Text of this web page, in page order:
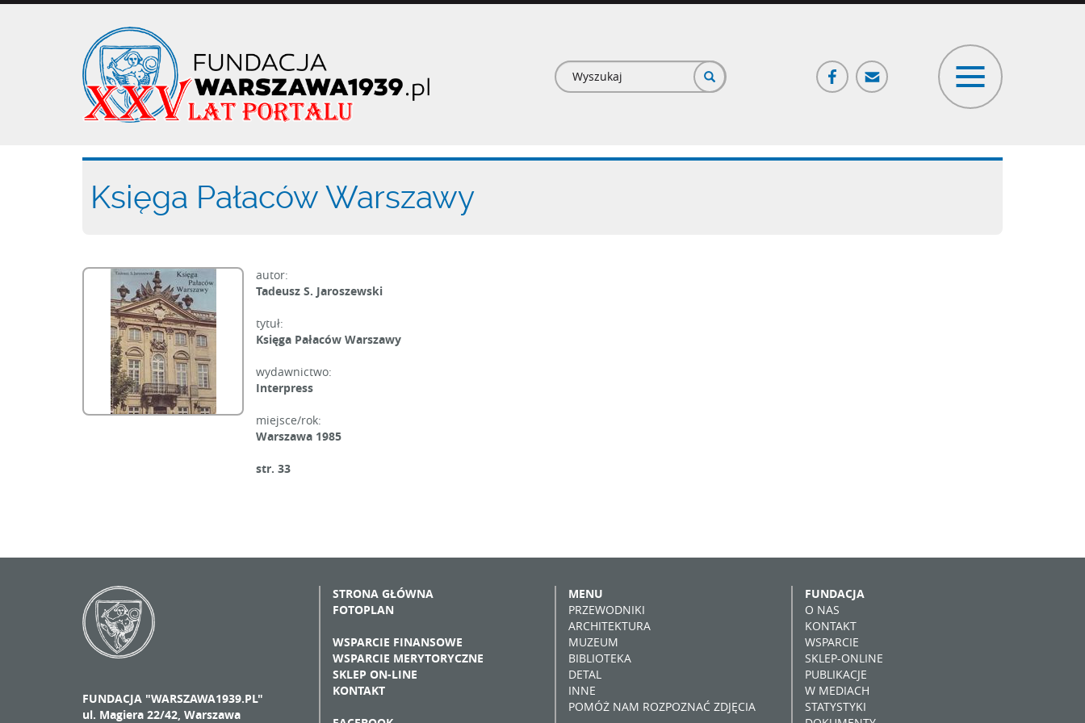
Formularz FacebookPoczta
Księga Pałaców Warszawy
autor:
Tadeusz S. Jaroszewski
tytuł:
Księga Pałaców Warszawy
wydawnictwo:
Interpress
miejsce/rok:
Warszawa 1985
str. 33
FUNDACJA "WARSZAWA1939.PL"
ul. Magiera 22/42, Warszawa
STRONA GŁÓWNA
FOTOPLAN
WSPARCIE FINANSOWE
WSPARCIE MERYTORYCZNE
SKLEP ON-LINE
KONTAKT
MENU
PRZEWODNIKI
ARCHITEKTURA
MUZEUM
BIBLIOTEKA
DETAL
INNE
POMÓŻ NAM ROZPOZNAĆ ZDJĘCIA
FUNDACJA
O NAS
KONTAKT
WSPARCIE
SKLEP-ONLINE
PUBLIKACJE
W MEDIACH
STATYSTYKI